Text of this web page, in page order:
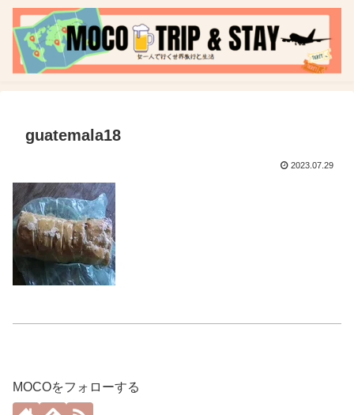
guatemala18
2023.07.29
MOCOをフォローする